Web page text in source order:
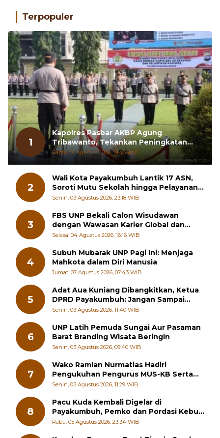
Terpopuler
1
Kapolres Pasbar AKBP Agung
Tribawanto, Tekankan Peningkatan
Pelayanan dan Sinergi dengan
Masyarakat
Sabtu, 01 Agustus 2026, 19:43 WIB
2
Wali Kota Payakumbuh Lantik 17 ASN,
Soroti Mutu Sekolah hingga Pelayanan
RSUD
Senin, 03 Agustus 2026, 23:18 WIB
3
FBS UNP Bekali Calon Wisudawan
dengan Wawasan Karier Global dan
Kewirausahaan Kreatif
Selasa, 04 Agustus 2026, 16:16 WIB
4
Subuh Mubarak UNP Pagi Ini: Menjaga
Mahkota dalam Diri Manusia
Jumat, 07 Agustus 2026, 07:43 WIB
5
Adat Aua Kuniang Dibangkitkan, Ketua
DPRD Payakumbuh: Jangan Sampai
Generasi Muda Hilang Jati Diri
Senin, 03 Agustus 2026, 11:40 WIB
6
UNP Latih Pemuda Sungai Aur Pasaman
Barat Branding Wisata Beringin
Senin, 03 Agustus 2026, 09:40 WIB
7
Wako Ramlan Nurmatias Hadiri
Pengukuhan Pengurus MUS-KB Serta
LMKB Periode 2026-2031,
Senin, 03 Agustus 2026, 11:29 WIB
8
Pacu Kuda Kembali Digelar di
Payakumbuh, Pemko dan Pordasi Kebut
Persiapan!
Rabu, 05 Agustus 2026, 23:34 WIB